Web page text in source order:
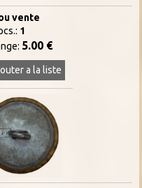
vente
1
5.00 €
a la liste